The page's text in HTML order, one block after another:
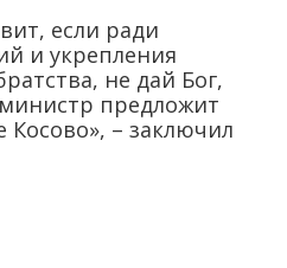
если ради
и укрепления
не дай Бог,
предложит
– заключил